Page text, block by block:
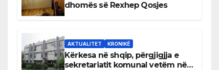
dhomës së Rexhep Qosjes
AKTUALITET KRONIKË
Kërkesa në shqip, përgjigjja e
sekretariatit komunal vetëm në